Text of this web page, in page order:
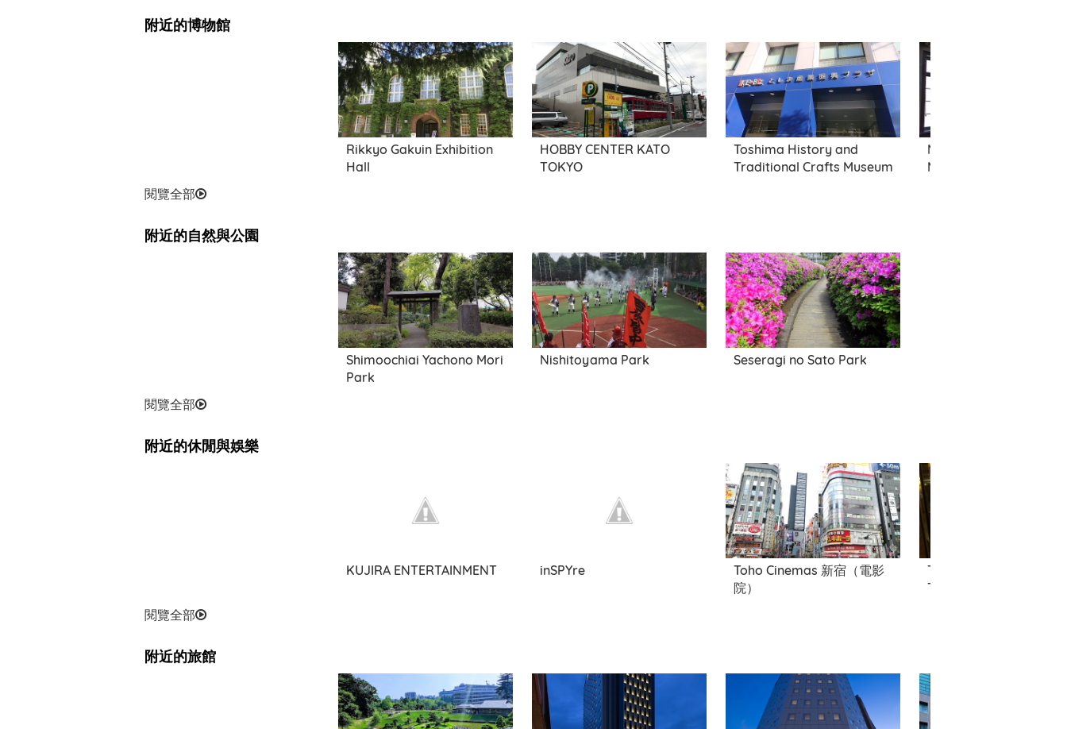
附近的博物館
Rikkyo Gakuin Exhibition
Hall
HOBBY CENTER KATO
TOKYO
Toshima History and
Traditional Crafts Museum
Nakamura Tsune
Memorial
閱覽全部
附近的自然與公園
Shimoochiai Yachono Mori
Park
Nishitoyama Park Seseragi no Sato Park
閱覽全部
附近的休閒與娛樂
KUJIRA ENTERTAINMENT inSPYre
Toho Cinemas 新宿（電影
院）
Taito Station, Bigbox
Takadanobaba
閱覽全部
附近的旅館